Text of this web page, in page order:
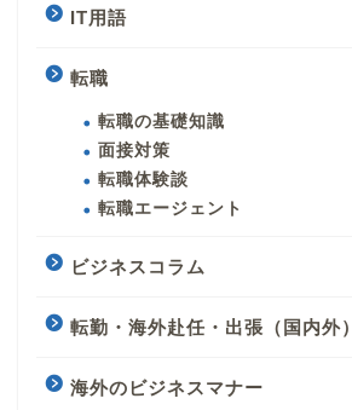
IT用語
転職
転職の基礎知識
面接対策
転職体験談
転職エージェント
ビジネスコラム
転勤・海外赴任・出張（国内外）
海外のビジネスマナー